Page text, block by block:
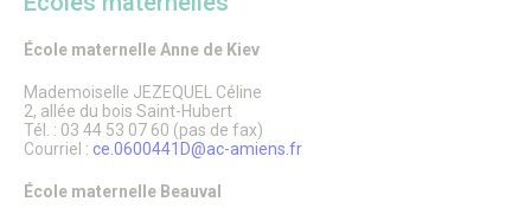
Discours du Maire
Vie de la municipalité
Le Conseil Municipal
Affichage Légal
Les commissions municipales
École maternelle Anne de Kiev
Mademoiselle JEZEQUEL Céline
2, allée du bois Saint-Hubert
Tél. : 03 44 53 07 60 (pas de fax)
Courriel : ce.0600441D@ac-amiens.fr
École maternelle Beauval